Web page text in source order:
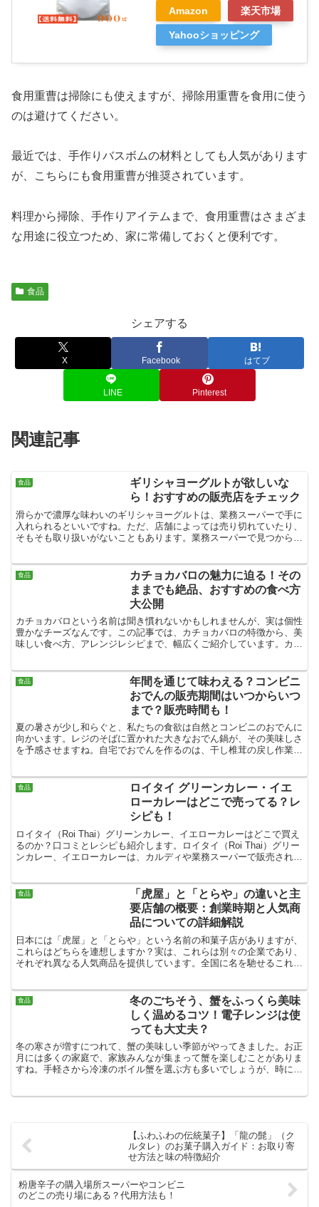
Amazon 楽天市場
Yahooショッピング
食用重曹は掃除にも使えますが、掃除用重曹を食用に使う
のは避けてください。
最近では、手作りバスボムの材料としても人気があります
が、こちらにも食用重曹が推奨されています。
料理から掃除、手作りアイテムまで、食用重曹はさまざま
な用途に役立つため、家に常備しておくと便利です。
食品
シェアする
X Facebook はてブ
LINE Pinterest
関連記事
食品
ギリシャヨーグルトが欲しいな
ら！おすすめの販売店をチェック
滑らかで濃厚な味わいのギリシャヨーグルトは、業務スーパーで手に
入れられるといいですね。ただ、店舗によっては売り切れていたり、
そもそも取り扱いがないこともあります。業務スーパーで見つからな
食品
カチョカバロの魅力に迫る！その
ままでも絶品、おすすめの食べ方
大公開
カチョカバロという名前は聞き慣れないかもしれませんが、実は個性
豊かなチーズなんです。この記事では、カチョカバロの特徴から、美
味しい食べ方、アレンジレシピまで、幅広くご紹介しています。カチ
食品
年間を通じて味わえる？コンビニ
おでんの販売期間はいつからいつ
まで？販売時間も！
夏の暑さが少し和らぐと、私たちの食欲は自然とコンビニのおでんに
向かいます。レジのそばに置かれた大きなおでん鍋が、その美味しさ
を予感させますね。自宅でおでんを作るのは、干し椎茸の戻し作業
食品
ロイタイ グリーンカレー・イエ
ローカレーはどこで売ってる？レ
シピも！
ロイタイ（Roi Thai）グリーンカレー、イエローカレーはどこで買え
るのか？口コミとレシピも紹介します。ロイタイ（Roi Thai）グリー
ンカレー、イエローカレーは、カルディや業務スーパーで販売されて
食品
「虎屋」と「とらや」の違いと主
要店舗の概要：創業時期と人気商
品についての詳細解説
日本には「虎屋」と「とらや」という名前の和菓子店がありますが、
これらはどちらを連想しますか？実は、これらは別々の企業であり、
それぞれ異なる人気商品を提供しています。全国に名を馳せるこれら
食品
冬のごちそう、蟹をふっくら美味
しく温めるコツ！電子レンジは使
っても大丈夫？
冬の寒さが増すにつれて、蟹の美味しい季節がやってきました。お正
月には多くの家庭で、家族みんなが集まって蟹を楽しむことがありま
すね。手軽さから冷凍のボイル蟹を選ぶ方も多いでしょうが、時には
【ふわふわの伝統菓子】「龍の髭」（ク
ルタレ）のお菓子購入ガイド：お取り寄
せ方法と味の特徴紹介
粉唐辛子の購入場所スーパーやコンビニ
のどこの売り場にある？代用方法も！